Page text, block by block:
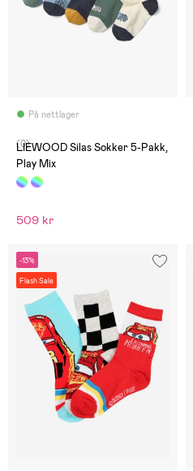
På nettlager
(0)
LIEWOOD Silas Sokker 5-Pakk,
Play Mix
509 kr
-13%
Flash Sale